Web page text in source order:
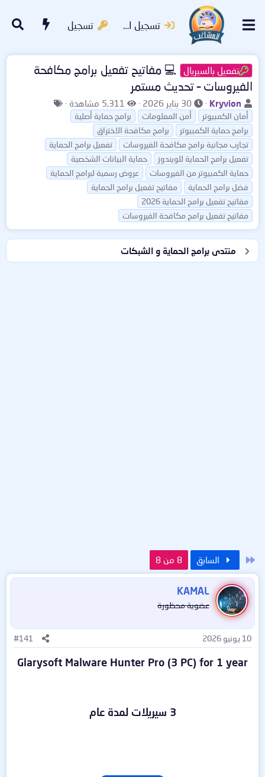
تسجيل الدخول تسجيل
تفعيل بالسيريال
💻 مفاتيح تفعيل برامج مكافحة
الفيروسات – تحديث مستمر
ب
ا
د
ئ
ا
ل
م
و
ض
و
ع
Kryvion
ت
ا
ر
ي
خ
ا
ل
ب
د
ء
30 يناير 2026
ل
م
ش
ا
ه
د
ا
5,311 مشاهدة
ا
س
و
م
أمان الكمبيوتر أمن المعلومات
برامج حماية أصلية
برامج حماية الكمبيوتر
برامج مكافحة الاختراق
تجارب مجانية برامج مكافحة الفيروسات
تفعيل برامج الحماية
تفعيل برامج الحماية للويندوز
حماية البيانات الشخصية
حماية الكمبيوتر من الفيروسات
عروض رسمية لبرامج الحماية
فضل برامج الحماية
مفاتيح تفعيل برامج الحماية
مفاتيح تفعيل برامج الحماية 2026
مفاتيح تفعيل برامج مكافحة الفيروسات
منتدى برامج الحماية و الشبكات
الأول السابق 8 من 8
KAMAL
عضوية محظورة
10 يونيو 2026 #141
Glarysoft Malware Hunter Pro (3 PC) for 1 year
3 سيريلات لمدة عام